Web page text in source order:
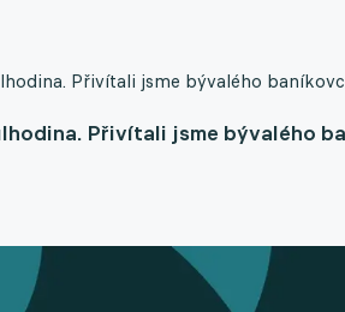
Přivítali jsme bývalého
Přivítali jsme bývalého